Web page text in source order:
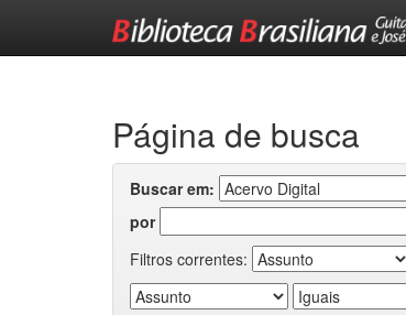
Página de busca
Buscar em:
por
Filtros correntes: